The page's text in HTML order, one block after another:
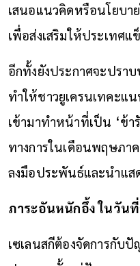
เสนอแนวคิดหรือนโยบา
เพื่อส่งเสริมให้ประเทศแ
อีกทั้งยังประกาศจะปรา
ทำให้ชาวยูเครนเทคะแ
เข้ามาทำหน้าที่เป็น ‘ข้า
ทางการในเดือนพฤษภา
ลงมือประพันธ์และนำแส
ภาระอันหนักอึ้ง ในวัน
เซเลนสกีต้องจัดการกับ